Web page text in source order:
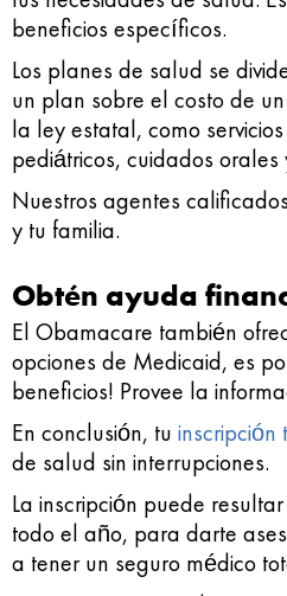
beneficios específicos.
Los planes de salud se
un plan sobre el costo de
la ley estatal, como
pediátricos, cuidados
Nuestros agentes
y tu familia.
Obtén ayuda
El Obamacare también
opciones de Medicaid, es
beneficios! Provee la
En conclusión, tu inscripción
de salud sin interrupciones.
La inscripción puede
todo el año, para darte
a tener un seguro médico